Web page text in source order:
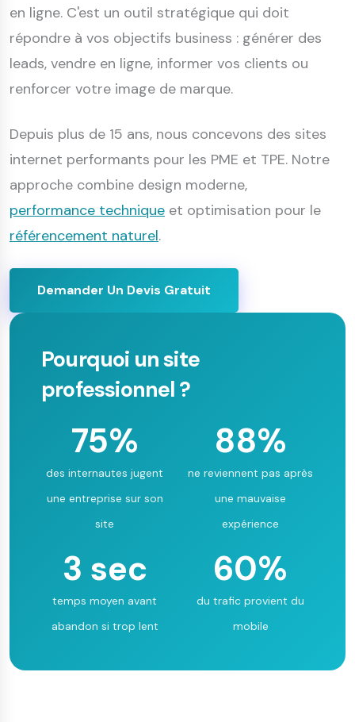
en ligne. C'est un outil stratégique qui doit
répondre à vos objectifs business : générer des
leads, vendre en ligne, informer vos clients ou
renforcer votre image de marque.
Depuis plus de 15 ans, nous concevons des sites
internet performants pour les PME et TPE. Notre
approche combine design moderne,
performance technique et optimisation pour le
référencement naturel.
Demander Un Devis Gratuit
Pourquoi un site
professionnel ?
75%
des internautes jugent
une entreprise sur son
site
88%
ne reviennent pas après
une mauvaise
expérience
3 sec
temps moyen avant
abandon si trop lent
60%
du trafic provient du
mobile